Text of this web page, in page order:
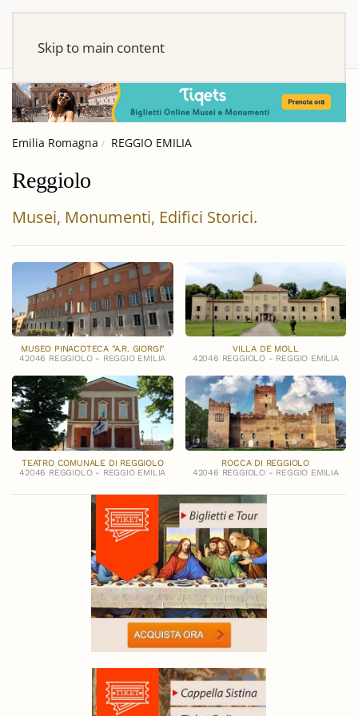
Skip to main content
Emilia Romagna REGGIO EMILIA
Reggiolo
Musei, Monumenti, Edifici Storici.
MUSEO PINACOTECA "A.R. GIORGI"
42046 REGGIOLO - REGGIO EMILIA
VILLA DE MOLL
42046 REGGIOLO - REGGIO EMILIA
TEATRO COMUNALE DI REGGIOLO
42046 REGGIOLO - REGGIO EMILIA
ROCCA DI REGGIOLO
42046 REGGIOLO - REGGIO EMILIA